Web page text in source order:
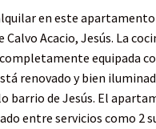
en este apartamento
Acacio, Jesús. La
equipada
renovado y bien
barrio de Jesús. El
entre servicios como 2